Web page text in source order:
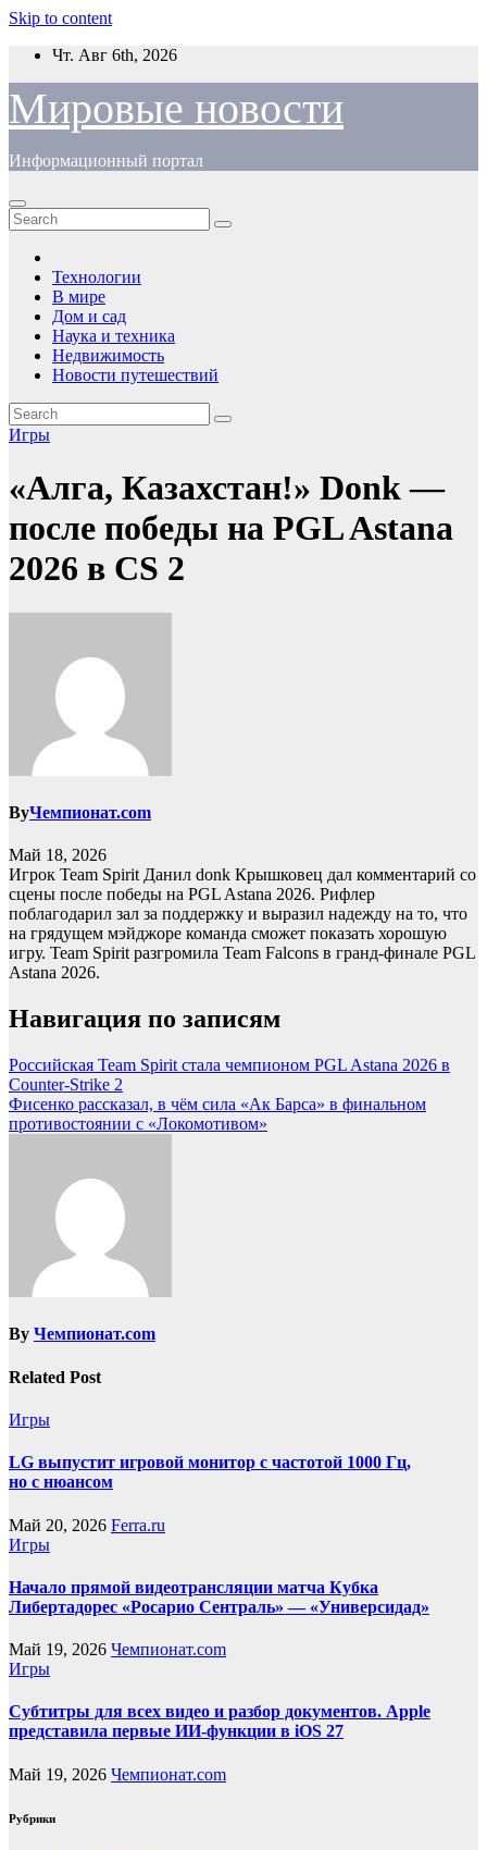
Skip to content
Чт. Авг 6th, 2026
Мировые новости
Информационный портал
Технологии
В мире
Дом и сад
Наука и техника
Недвижимость
Новости путешествий
Игры
«Алга, Казахстан!» Donk —
после победы на PGL Astana
2026 в CS 2
ByЧемпионат.com
Май 18, 2026
Игрок Team Spirit Данил donk Крышковец дал комментарий со
сцены после победы на PGL Astana 2026. Рифлер
поблагодарил зал за поддержку и выразил надежду на то, что
на грядущем мэйджоре команда сможет показать хорошую
игру. Team Spirit разгромила Team Falcons в гранд-финале PGL
Astana 2026.
Навигация по записям
Российская Team Spirit стала чемпионом PGL Astana 2026 в
Counter-Strike 2
Фисенко рассказал, в чём сила «Ак Барса» в финальном
противостоянии с «Локомотивом»
By Чемпионат.com
Related Post
Игры
LG выпустит игровой монитор с частотой 1000 Гц,
но с нюансом
Май 20, 2026 Ferra.ru
Игры
Начало прямой видеотрансляции матча Кубка
Либертадорес «Росарио Сентраль» — «Универсидад»
Май 19, 2026 Чемпионат.com
Игры
Субтитры для всех видео и разбор документов. Apple
представила первые ИИ-функции в iOS 27
Май 19, 2026 Чемпионат.com
Рубрики